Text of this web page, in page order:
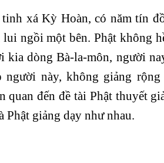
xá Kỳ Hoàn, có năm tín
lui ngồi một bên. Phật không
kia dòng Bà-la-môn, người
người này, không giảng
quan đến đề tài Phật thuyết
Phật giảng dạy như nhau.